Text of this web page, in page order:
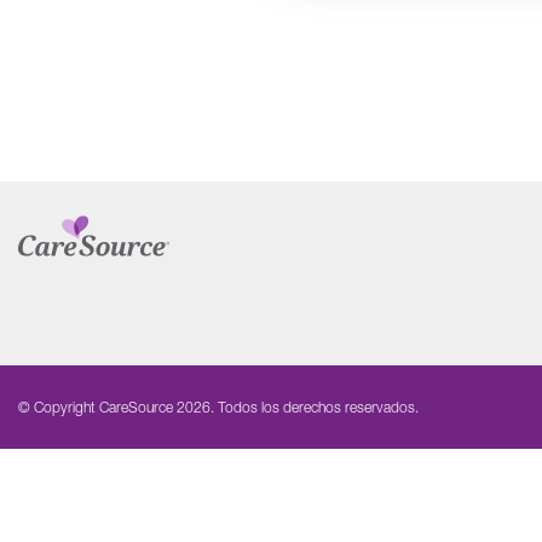
© Copyright CareSource 2026. Todos los derechos reservados.